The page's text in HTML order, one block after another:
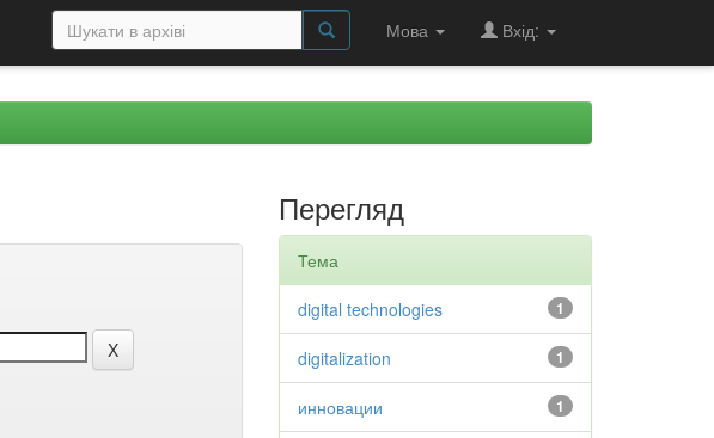
Мова Вхід:
Перегляд
Тема
1
digital technologies
1
digitalization
1
инновации